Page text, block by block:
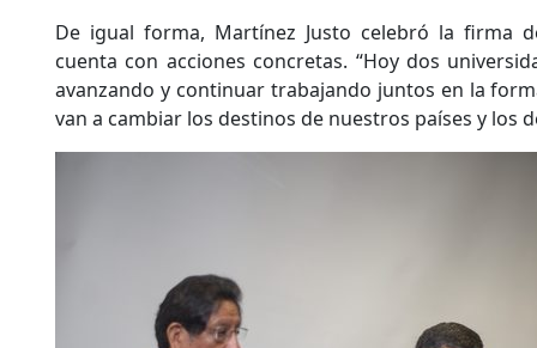
De igual forma, Martínez Justo celebró la firma
cuenta con acciones concretas. “Hoy dos
avanzando y continuar trabajando juntos en la
van a cambiar los destinos de nuestros países y los